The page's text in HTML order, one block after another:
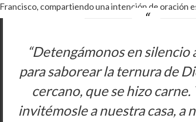
Francisco, compartiendo una intención de oración
“Detengámonos en silencio
para saborear la ternura de
cercano, que se hizo carne.
invitémosle a nuestra casa, a